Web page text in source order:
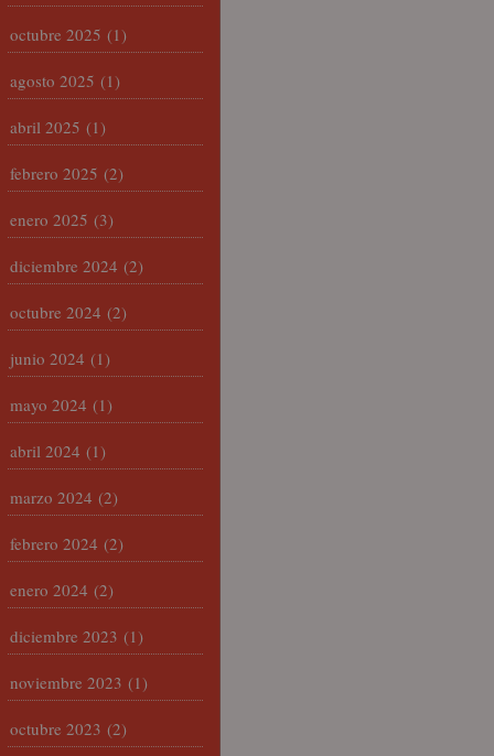
octubre 2025 (1)
agosto 2025 (1)
abril 2025 (1)
febrero 2025 (2)
enero 2025 (3)
diciembre 2024 (2)
octubre 2024 (2)
junio 2024 (1)
mayo 2024 (1)
abril 2024 (1)
marzo 2024 (2)
febrero 2024 (2)
enero 2024 (2)
diciembre 2023 (1)
noviembre 2023 (1)
octubre 2023 (2)